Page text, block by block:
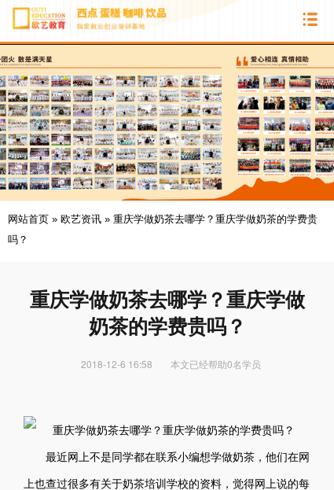
网站首页 » 欧艺资讯 » 重庆学做奶茶去哪学？重庆学做奶茶的学费贵
吗？
重庆学做奶茶去哪学？重庆学做
奶茶的学费贵吗？
2018-12-6 16:58 本文已经帮助0名学员
最近网上不是同学都在联系小编想学做奶茶，他们在网
上也查过很多有关于奶茶培训学校的资料，觉得网上说的每